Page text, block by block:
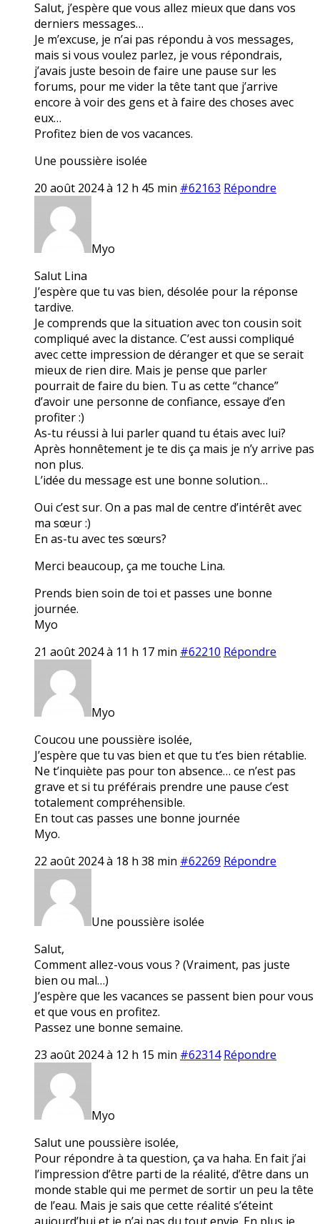
Salut, j’espère que vous allez mieux que dans vos
derniers messages…
Je m’excuse, je n’ai pas répondu à vos messages,
mais si vous voulez parlez, je vous répondrais,
j’avais juste besoin de faire une pause sur les
forums, pour me vider la tête tant que j’arrive
encore à voir des gens et à faire des choses avec
eux…
Profitez bien de vos vacances.
Une poussière isolée
20 août 2024 à 12 h 45 min #62163 Répondre
Myo
Salut Lina
J’espère que tu vas bien, désolée pour la réponse
tardive.
Je comprends que la situation avec ton cousin soit
compliqué avec la distance. C’est aussi compliqué
avec cette impression de déranger et que se serait
mieux de rien dire. Mais je pense que parler
pourrait de faire du bien. Tu as cette “chance”
d’avoir une personne de confiance, essaye d’en
profiter :)
As-tu réussi à lui parler quand tu étais avec lui?
Après honnêtement je te dis ça mais je n’y arrive pas
non plus.
L’idée du message est une bonne solution…
Oui c’est sur. On a pas mal de centre d’intérêt avec
ma sœur :)
En as-tu avec tes sœurs?
Merci beaucoup, ça me touche Lina.
Prends bien soin de toi et passes une bonne
journée.
Myo
21 août 2024 à 11 h 17 min #62210 Répondre
Myo
Coucou une poussière isolée,
J’espère que tu vas bien et que tu t’es bien rétablie.
Ne t’inquiète pas pour ton absence… ce n’est pas
grave et si tu préférais prendre une pause c’est
totalement compréhensible.
En tout cas passes une bonne journée
Myo.
22 août 2024 à 18 h 38 min #62269 Répondre
Une poussière isolée
Salut,
Comment allez-vous vous ? (Vraiment, pas juste
bien ou mal…)
J’espère que les vacances se passent bien pour vous
et que vous en profitez.
Passez une bonne semaine.
23 août 2024 à 12 h 15 min #62314 Répondre
Myo
Salut une poussière isolée,
Pour répondre à ta question, ça va haha. En fait j’ai
l’impression d’être parti de la réalité, d’être dans un
monde stable qui me permet de sortir un peu la tête
de l’eau. Mais je sais que cette réalité s’éteint